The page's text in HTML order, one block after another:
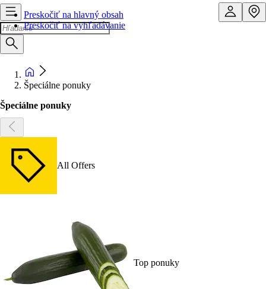
Preskočiť na hlavný obsah
Preskočiť na vyhľadávanie
Špeciálne ponuky
Špeciálne ponuky
All Offers
Top ponuky